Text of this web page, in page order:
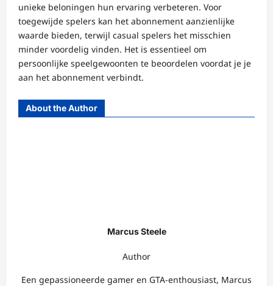
unieke beloningen hun ervaring verbeteren. Voor
toegewijde spelers kan het abonnement aanzienlijke
waarde bieden, terwijl casual spelers het misschien
minder voordelig vinden. Het is essentieel om
persoonlijke speelgewoonten te beoordelen voordat je je
aan het abonnement verbindt.
About the Author
Marcus Steele
Author
Een gepassioneerde gamer en GTA-enthousiast, Marcus